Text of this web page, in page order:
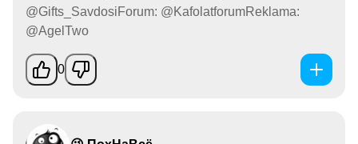
@Gifts_SavdosiForum: @KafolatforumReklama:
@AgelTwo
0